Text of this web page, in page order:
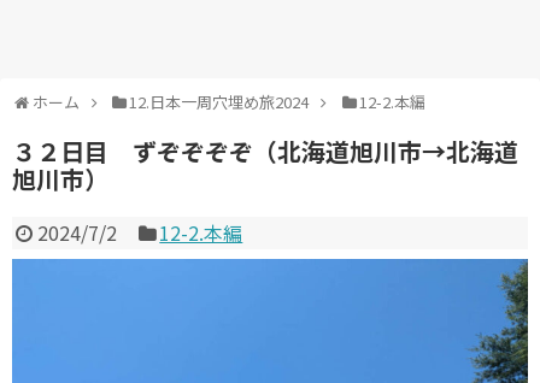
ホーム 12.日本一周穴埋め旅2024 12-2.本編
３２日目 ずぞぞぞぞ（北海道旭川市→北海道
旭川市）
2024/7/2 12-2.本編